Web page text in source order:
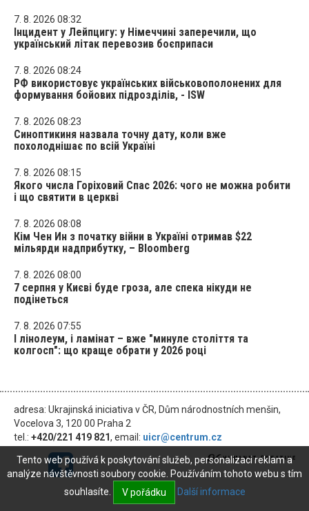
7. 8. 2026 08:32
Інцидент у Лейпцигу: у Німеччині заперечили, що
український літак перевозив боєприпаси
7. 8. 2026 08:24
РФ використовує українських військовополонених для
формування бойових підрозділів, - ISW
7. 8. 2026 08:23
Синоптикиня назвала точну дату, коли вже
похолоднішає по всій Україні
7. 8. 2026 08:15
Якого числа Горіховий Спас 2026: чого не можна робити
і що святити в церкві
7. 8. 2026 08:08
Кім Чен Ин з початку війни в Україні отримав $22
мільярди надприбутку, – Bloomberg
7. 8. 2026 08:00
7 серпня у Києві буде гроза, але спека нікуди не
подінеться
7. 8. 2026 07:55
І лінолеум, і ламінат – вже "минуле століття та
колгосп": що краще обрати у 2026 році
adresa: Ukrajinská iniciativa v ČR, Dům národnostních menšin,
Vocelova 3, 120 00 Praha 2
tel.: +420/221 419 821, email: uicr@centrum.cz
© 2026
Tento web používá k poskytování služeb, personalizaci reklam a
analýze návštěvnosti soubory cookie. Používáním tohoto webu s tím
souhlasíte.
V pořádku Další informace